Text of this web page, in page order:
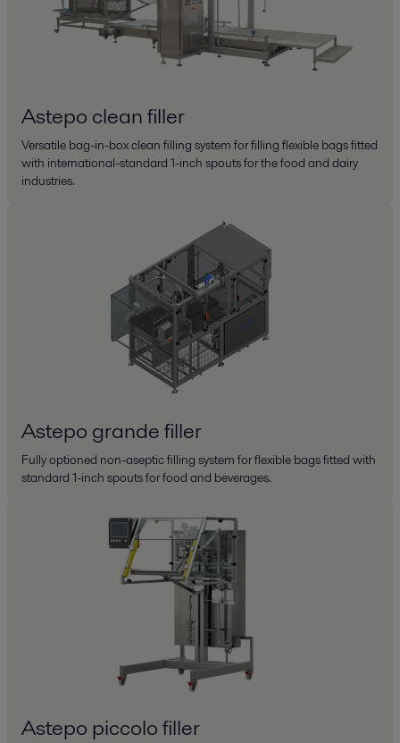
Astepo clean filler
Versatile bag-in-box clean filling system for filling flexible bags fitted
with international-standard 1-inch spouts for the food and dairy
industries.
Astepo grande filler
Fully optioned non-aseptic filling system for flexible bags fitted with
standard 1-inch spouts for food and beverages.
Astepo piccolo filler